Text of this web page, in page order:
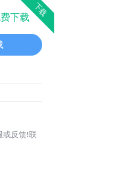
下载
下载
或反馈!联